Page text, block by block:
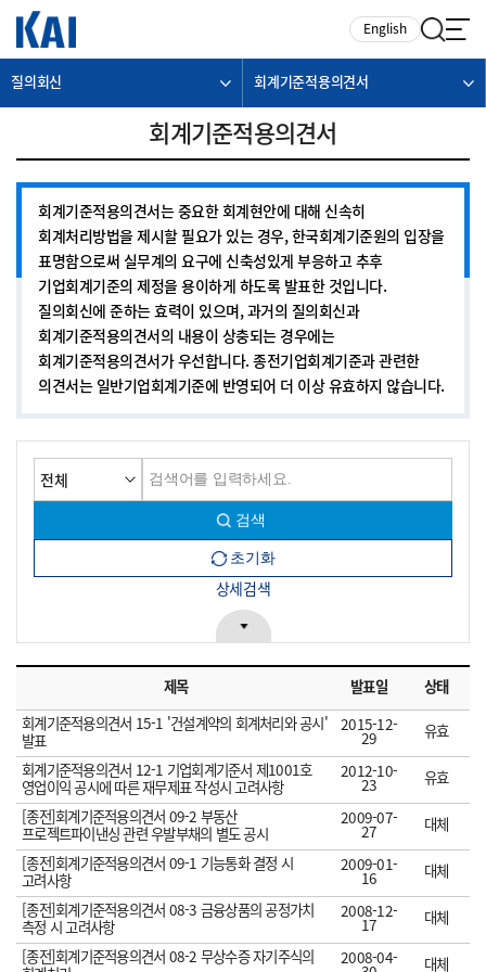
English
질의회신 회계기준적용의견서
회계기준적용의견서
회계기준적용의견서는 중요한 회계현안에 대해 신속히
회계처리방법을 제시할 필요가 있는 경우, 한국회계기준원의 입장을
표명함으로써 실무계의 요구에 신축성있게 부응하고 추후
기업회계기준의 제정을 용이하게 하도록 발표한 것입니다.
질의회신에 준하는 효력이 있으며, 과거의 질의회신과
회계기준적용의견서의 내용이 상충되는 경우에는
회계기준적용의견서가 우선합니다. 종전기업회계기준과 관련한
의견서는 일반기업회계기준에 반영되어 더 이상 유효하지 않습니다.
상세검색
제목 발표일 상태
회계기준적용의견서 15-1 '건설계약의 회계처리와 공시'
발표
2015-12-
29
유효
회계기준적용의견서 12-1 기업회계기준서 제1001호
영업이익 공시에 따른 재무제표 작성시 고려사항
2012-10-
23
유효
[종전]회계기준적용의견서 09-2 부동산
프로젝트파이낸싱 관련 우발부채의 별도 공시
2009-07-
27
대체
[종전]회계기준적용의견서 09-1 기능통화 결정 시
고려사항
2009-01-
16
대체
[종전]회계기준적용의견서 08-3 금융상품의 공정가치
측정 시 고려사항
2008-12-
17
대체
[종전]회계기준적용의견서 08-2 무상수증 자기주식의
2008-04-
대체